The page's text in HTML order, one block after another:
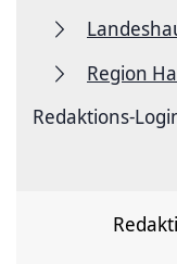
Region
Redaktions-